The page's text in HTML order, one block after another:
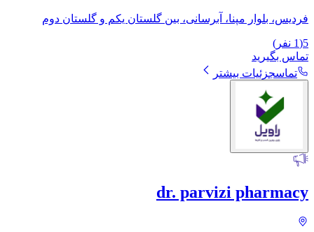
فردیس، بلوار مپنا، آبرسانی، بین گلستان یکم و گلستان دوم
5
(
1 نفر)
تماس بگیرید
تماسجزئیات بیشتر
dr. parvizi pharmacy